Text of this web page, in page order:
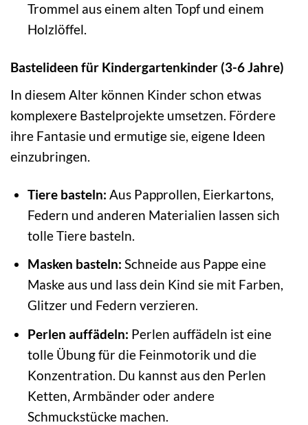
Trommel aus einem alten Topf und einem
Holzlöffel.
Bastelideen für Kindergartenkinder (3-6 Jahre)
In diesem Alter können Kinder schon etwas
komplexere Bastelprojekte umsetzen. Fördere
ihre Fantasie und ermutige sie, eigene Ideen
einzubringen.
Tiere basteln: Aus Papprollen, Eierkartons,
Federn und anderen Materialien lassen sich
tolle Tiere basteln.
Masken basteln: Schneide aus Pappe eine
Maske aus und lass dein Kind sie mit Farben,
Glitzer und Federn verzieren.
Perlen auffädeln: Perlen auffädeln ist eine
tolle Übung für die Feinmotorik und die
Konzentration. Du kannst aus den Perlen
Ketten, Armbänder oder andere
Schmuckstücke machen.